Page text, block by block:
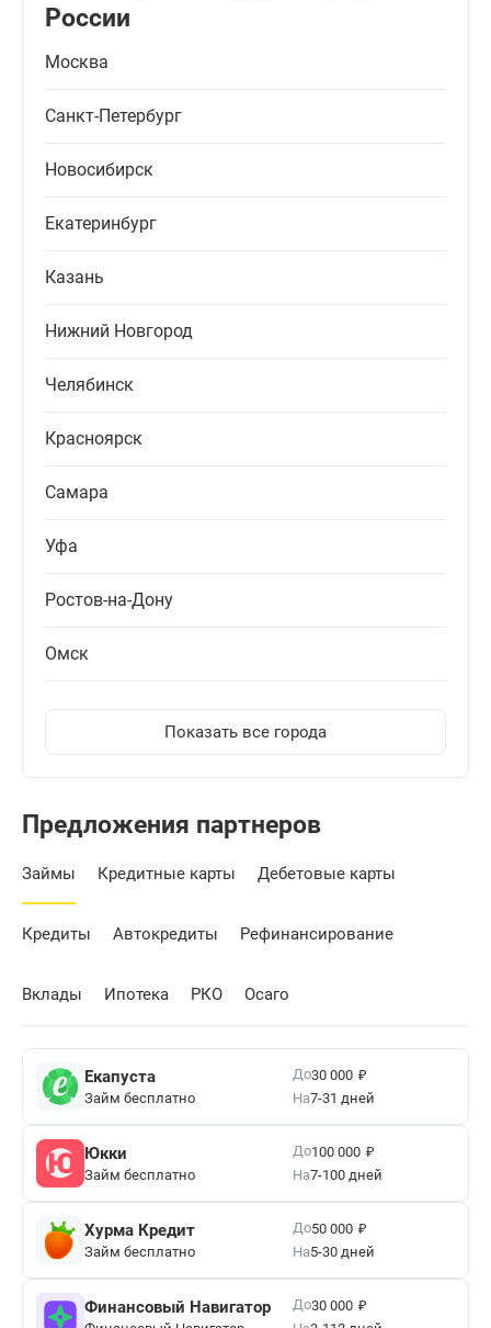
России
Москва
Санкт-Петербург
Новосибирск
Екатеринбург
Казань
Нижний Новгород
Челябинск
Красноярск
Самара
Уфа
Ростов-на-Дону
Омск
Показать все города
Предложения партнеров
Займы Кредитные карты Дебетовые карты
Кредиты Автокредиты Рефинансирование
Вклады Ипотека РКО Осаго
Екапуста
Займ бесплатно
До30 000 ₽
На7-31 дней
Юкки
Займ бесплатно
До100 000 ₽
На7-100 дней
Хурма Кредит
Займ бесплатно
До50 000 ₽
На5-30 дней
Финансовый Навигатор До30 000 ₽